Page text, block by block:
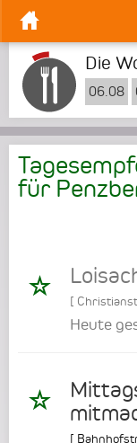
Die
06.08
für
[
Heute
[